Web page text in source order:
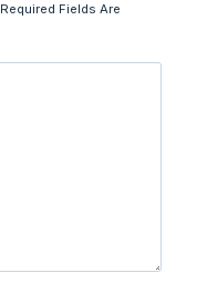
Required Fields Are